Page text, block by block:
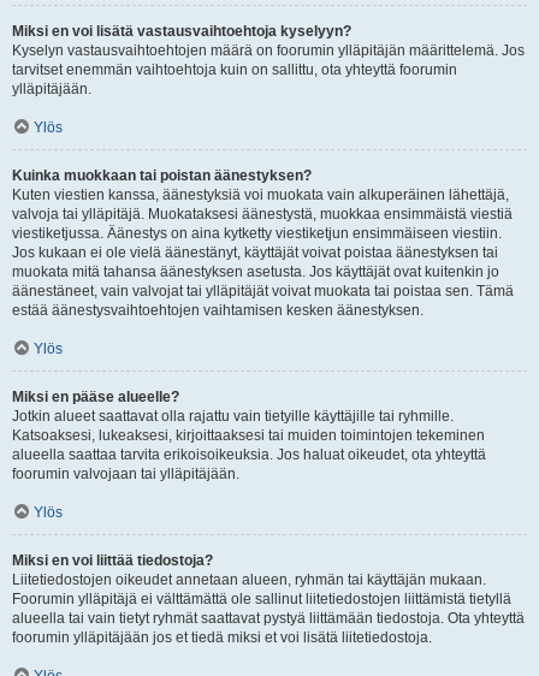
Miksi en voi lisätä vastausvaihtoehtoja kyselyyn?
Kyselyn vastausvaihtoehtojen määrä on foorumin ylläpitäjän määrittelemä. Jos
tarvitset enemmän vaihtoehtoja kuin on sallittu, ota yhteyttä foorumin
ylläpitäjään.
Ylös
Kuinka muokkaan tai poistan äänestyksen?
Kuten viestien kanssa, äänestyksiä voi muokata vain alkuperäinen lähettäjä,
valvoja tai ylläpitäjä. Muokataksesi äänestystä, muokkaa ensimmäistä viestiä
viestiketjussa. Äänestys on aina kytketty viestiketjun ensimmäiseen viestiin.
Jos kukaan ei ole vielä äänestänyt, käyttäjät voivat poistaa äänestyksen tai
muokata mitä tahansa äänestyksen asetusta. Jos käyttäjät ovat kuitenkin jo
äänestäneet, vain valvojat tai ylläpitäjät voivat muokata tai poistaa sen. Tämä
estää äänestysvaihtoehtojen vaihtamisen kesken äänestyksen.
Ylös
Miksi en pääse alueelle?
Jotkin alueet saattavat olla rajattu vain tietyille käyttäjille tai ryhmille.
Katsoaksesi, lukeaksesi, kirjoittaaksesi tai muiden toimintojen tekeminen
alueella saattaa tarvita erikoisoikeuksia. Jos haluat oikeudet, ota yhteyttä
foorumin valvojaan tai ylläpitäjään.
Ylös
Miksi en voi liittää tiedostoja?
Liitetiedostojen oikeudet annetaan alueen, ryhmän tai käyttäjän mukaan.
Foorumin ylläpitäjä ei välttämättä ole sallinut liitetiedostojen liittämistä tietyllä
alueella tai vain tietyt ryhmät saattavat pystyä liittämään tiedostoja. Ota yhteyttä
foorumin ylläpitäjään jos et tiedä miksi et voi lisätä liitetiedostoja.